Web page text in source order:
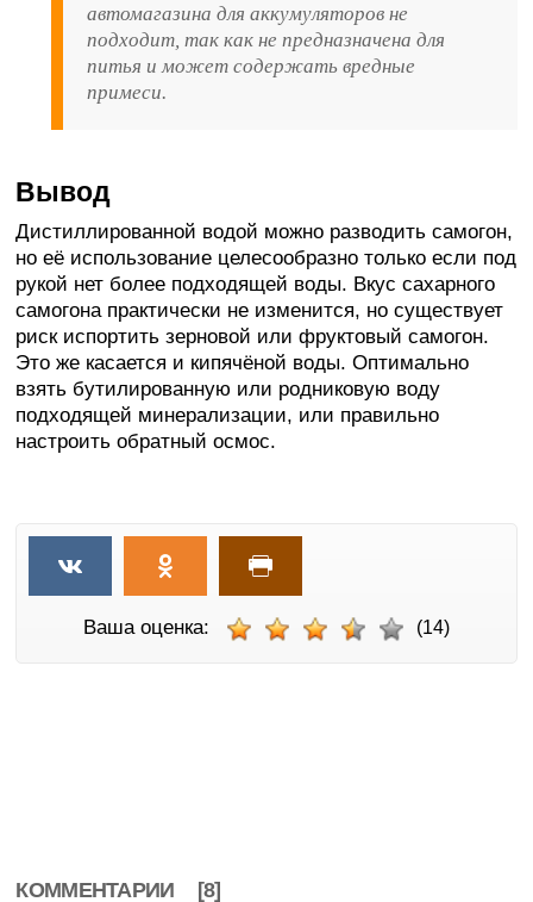
автомагазина для аккумуляторов не
подходит, так как не предназначена для
питья и может содержать вредные
примеси.
Вывод
Дистиллированной водой можно разводить самогон,
но её использование целесообразно только если под
рукой нет более подходящей воды. Вкус сахарного
самогона практически не изменится, но существует
риск испортить зерновой или фруктовый самогон.
Это же касается и кипячёной воды. Оптимально
взять бутилированную или родниковую воду
подходящей минерализации, или правильно
настроить обратный осмос.
Ваша оценка: (14)
КОММЕНТАРИИ [8]